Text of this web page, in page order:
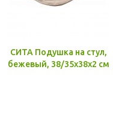
СИТА Подушка на стул,
бежевый, 38/35x38x2 см